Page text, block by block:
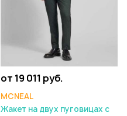
от 19 011 руб.
MCNEAL
Жакет на двух пуговицах с